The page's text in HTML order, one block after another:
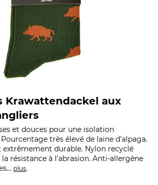
Krawattendackel aux
et douces pour une isolation
très élevé de laine d'alpaga.
extrêmement durable. Nylon recyclé
résistance à l'abrasion. Anti-allergène
plus.